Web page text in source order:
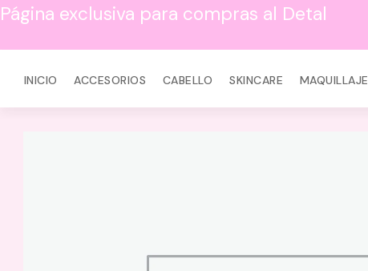
Página exclusiva para compras al Detal
INICIO ACCESORIOS CABELLO SKINCARE MAQUILLAJE